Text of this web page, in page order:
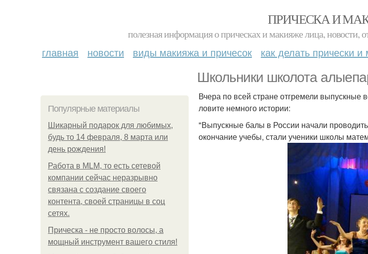
ПРИЧЕСКА И
полезная информация о прическах и макияже лица, новости,
главная новости виды макияжа и причесок как делать прически
Школьники школота
Популярные материалы
Шикарный подарок для любимых,
будь то 14 февраля, 8 марта или
день рождения!
Работа в MLM, то есть сетевой
компании сейчас неразрывно
связана с создание своего
контента, своей страницы в соц
сетях.
Прическа - не просто волосы, а
мощный инструмент вашего стиля!
Вчера по всей стране отгремели выпускные
ловите немного истории:
"Выпускные балы в России начали
окончание учебы, стали ученики школы